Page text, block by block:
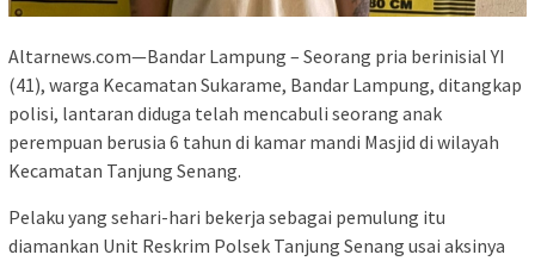
Altarnews.com—Bandar Lampung – Seorang pria berinisial YI
(41), warga Kecamatan Sukarame, Bandar Lampung, ditangkap
polisi, lantaran diduga telah mencabuli seorang anak
perempuan berusia 6 tahun di kamar mandi Masjid di wilayah
Kecamatan Tanjung Senang.
Pelaku yang sehari-hari bekerja sebagai pemulung itu
diamankan Unit Reskrim Polsek Tanjung Senang usai aksinya